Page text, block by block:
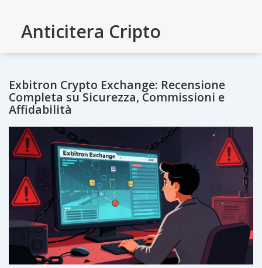
Anticitera Cripto
Exbitron Crypto Exchange: Recensione
Completa su Sicurezza, Commissioni e
Affidabilità